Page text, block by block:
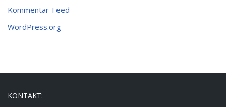
Kommentar-Feed
WordPress.org
KONTAKT: